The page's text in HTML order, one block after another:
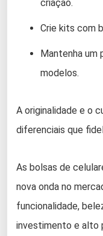
criação.
Crie kits com
Mantenha um
modelos.
A originalidade e o
diferenciais que
As bolsas de
nova onda no
funcionalidade,
investimento e alto